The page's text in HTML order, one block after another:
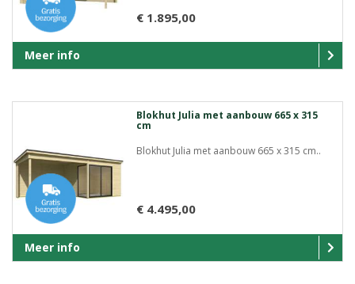
€ 1.895,00
Meer info
Blokhut Julia met aanbouw 665 x 315
cm
Blokhut Julia met aanbouw 665 x 315 cm..
€ 4.495,00
Meer info